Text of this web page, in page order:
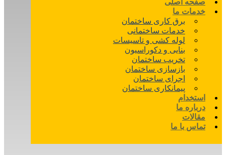
صفحه اصلی
خدمات ما
برق کاری ساختمان
خدمات ساختمانی
لوله کشی و تاسیسات
بنایی و دکوراسیون
تخریب ساختمان
بازسازی ساختمان
اجرای ساختمان
پیمانکاری ساختمان
استخدام
درباره ما
مقالات
تماس با ما